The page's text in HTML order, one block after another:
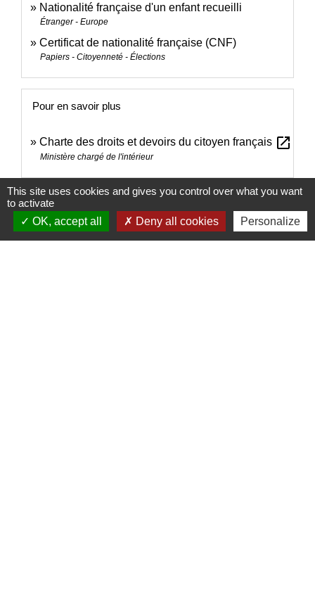
Nationalité française d'un enfant recueilli
Étranger - Europe
Certificat de nationalité française (CNF)
Papiers - Citoyenneté - Élections
Pour en savoir plus
Charte des droits et devoirs du citoyen français open_in_new
Ministère chargé de l'intérieur
Signaler une erreur sur cette page
This site uses cookies and gives you control over what you want
to activate
OK, accept all
Deny all cookies Personalize